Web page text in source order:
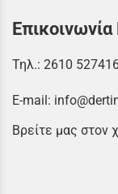
Τηλ.: 2610
E-mail:
Βρείτε μας στον